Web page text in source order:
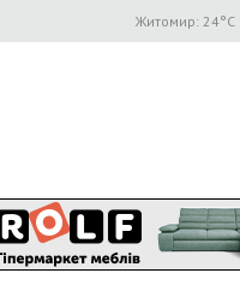
Житомир: 24°C